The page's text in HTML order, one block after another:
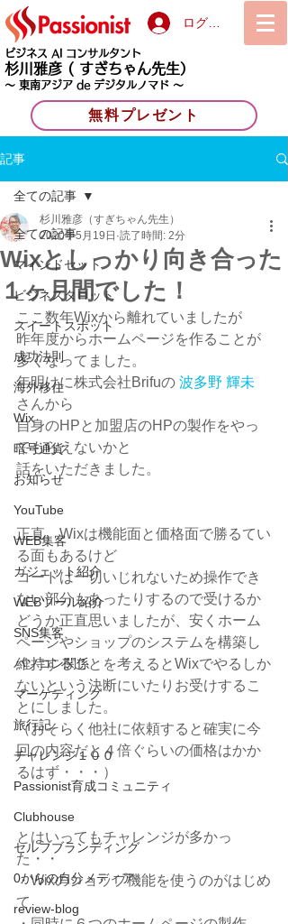
ログイン
ビジネス AI コンサルタント
杉川雅彦 ( すぎちゃん先生）
〜 東南アジア de デジタルノマド 〜
無料プレゼント
記事
全ての記事
マインドセット
ビジネスタロット
スイートスポット
成功法則
海外移住
Wix
暗号通貨
お知らせ
YouTube
WEB集客
ガジェット紹介
WEBツール紹介
SNS集客
パソコン関係
マーケティング
旅行記
チャレンジ１００
Passionist育成コミュニティ
Clubhouse
セルフブランディング
0からの自分メディア
review-blog
全ての記事
Wixとしっかり向き合った
１ヶ月間でした！
杉川雅彦（すぎちゃん先生）
2020年5月19日 読了時間: 2分
ここ数年Wixから離れていましたが
昨年度からホームページを作ることが
多くなってました。
年明けに株式会社Brifuの 波多野 輝未
さんから
自身のHPと加盟店のHPの製作をやっ
てもらえないかと
話をいただきました。
正直、Wixは機能面と価格面で勝るてい
る面もあるけど
コードは一切いじれないため操作でき
ない部分もあったりするので受けるか
どうか正直思いましたが、安くホーム
ページやショップのシステムを構築し
維持することを考えるとWixでやるしか
ないという決断にいたりお受けするこ
とにしました。
（おそらく他社に依頼すると確実に今
回の内容だと４倍ぐらいの価格はかか
るはず・・・）
とはいってもチャレンジが多かっ
た・・
・Wixのショップ機能を使うのがはじめ
て